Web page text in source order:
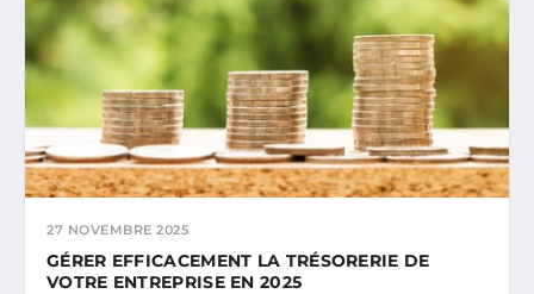
27 NOVEMBRE 2025
GÉRER EFFICACEMENT LA TRÉSORERIE DE
VOTRE ENTREPRISE EN 2025